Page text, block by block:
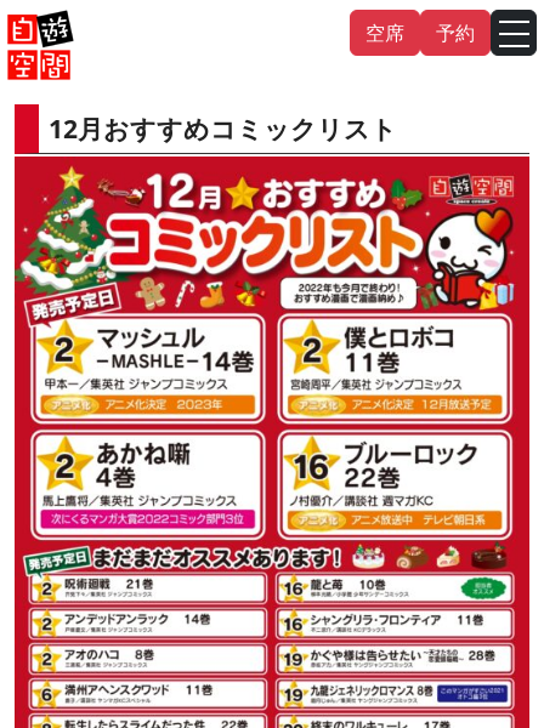
Skip
to
content
空席 予約
12月おすすめコミックリスト
English 中文（繁體） 中文（简体）
한국어
日本語